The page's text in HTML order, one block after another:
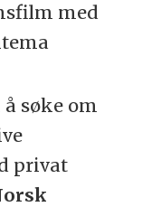
med
å søke om
privat